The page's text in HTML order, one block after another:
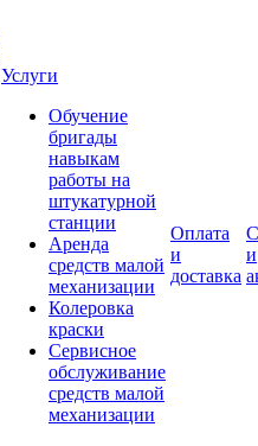
Услуги
Обучение
бригады
навыкам
работы на
штукатурной
станции
Аренда
средств малой
механизации
Колеровка
краски
Сервисное
обслуживание
средств малой
механизации
Оплата
и
доставка
и